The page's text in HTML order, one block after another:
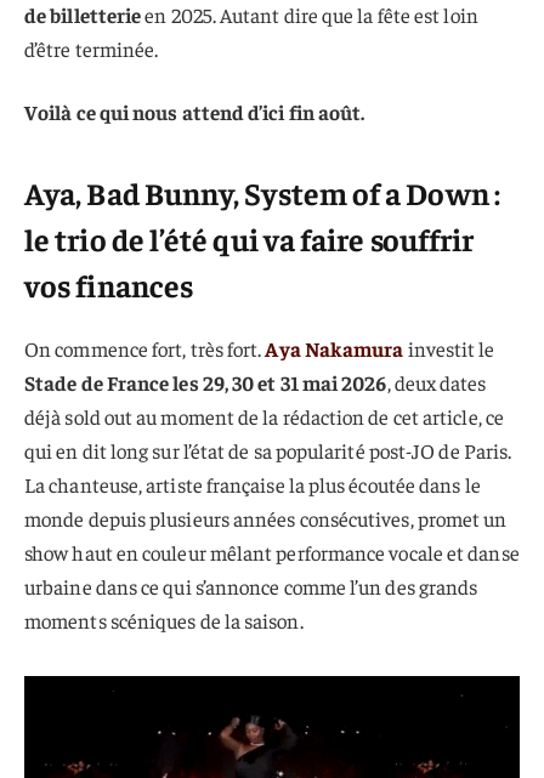
de billetterieen 2025. Autant dire que la fête est loin
d’être terminée.
Voilà ce qui nous attend d’ici fin août.
Aya, Bad Bunny, System of a Down :
le trio de l’été qui va faire souffrir
vos finances
On commence fort, très fort.Aya Nakamurainvestit le
Stade de France les 29, 30 et 31 mai 2026, deux dates
déjà sold out au moment de la rédaction de cet article, ce
qui en dit long sur l’état de sa popularité post-JO de Paris.
La chanteuse, artiste française la plus écoutée dans le
monde depuis plusieurs années consécutives, promet un
show haut en couleur mêlant performance vocale et danse
urbaine dans ce qui s’annonce comme l’un des grands
moments scéniques de la saison.